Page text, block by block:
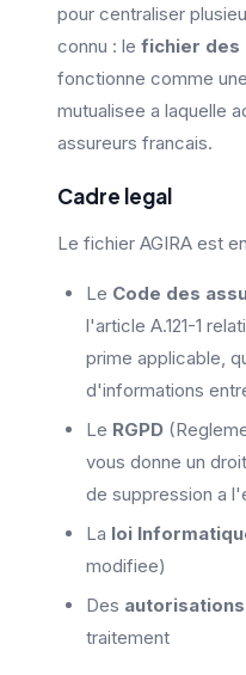
pour centraliser
connu : le fichier des
fonctionne comme
mutualisee a laquelle
assureurs francais.
Cadre legal
Le fichier AGIRA est
Le Code des
l'article A.121-1
prime applicable,
d'informations
Le RGPD
vous donne un
de suppression a
La loi
modifiee)
Des autorisations
traitement